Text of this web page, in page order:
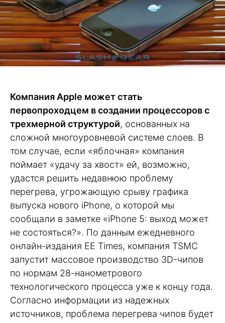
Компания Apple может стать
первопроходцем в создании процессоров с
трехмерной структурой, основанных на
сложной многоуровневой системе слоев. В
том случае, если «яблочная» компания
поймает «удачу за хвост» ей, возможно,
удастся решить недавнюю проблему
перегрева, угрожающую срыву графика
выпуска нового iPhone, о которой мы
сообщали в заметке «iPhone 5: выход может
не состояться?». По данным ежедневного
онлайн-издания EE Times, компания TSMC
запустит массовое производство 3D-чипов
по нормам 28-нанометрового
технологического процесса уже к концу года.
Согласно информации из надежных
источников, проблема перегрева чипов будет